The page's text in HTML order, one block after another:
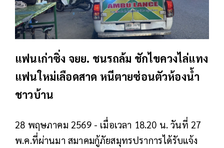
แฟนเก่าซิ่ง จยย. ชนรถล้ม ชักไขควงไล่แทง
แฟนใหม่เลือดสาด หนีตายซ่อนตัวห้องน้ำ
ชาวบ้าน
28 พฤษภาคม 2569 - เมื่อเวลา 18.20 น. วันที่ 27
พ.ค.ที่ผ่านมา สมาคมกู้ภัยสมุทรปราการได้รับแจ้ง